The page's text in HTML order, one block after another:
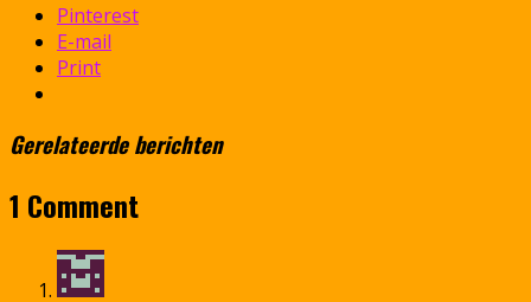
Pinterest
E-mail
Print
Gerelateerde berichten
1 Comment